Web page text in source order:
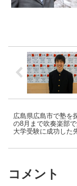
広島県広島市で塾を
の8月まで吹奏楽部
大学受験に成功した
コメント